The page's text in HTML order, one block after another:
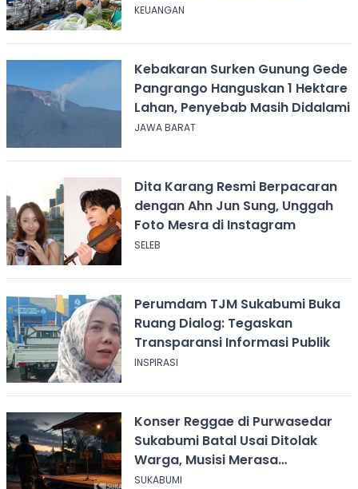
KEUANGAN
Kebakaran Surken Gunung Gede
Pangrango Hanguskan 1 Hektare
Lahan, Penyebab Masih Didalami
JAWA BARAT
Dita Karang Resmi Berpacaran
dengan Ahn Jun Sung, Unggah
Foto Mesra di Instagram
SELEB
Perumdam TJM Sukabumi Buka
Ruang Dialog: Tegaskan
Transparansi Informasi Publik
INSPIRASI
Konser Reggae di Purwasedar
Sukabumi Batal Usai Ditolak
Warga, Musisi Merasa
Didiskreditkan
SUKABUMI